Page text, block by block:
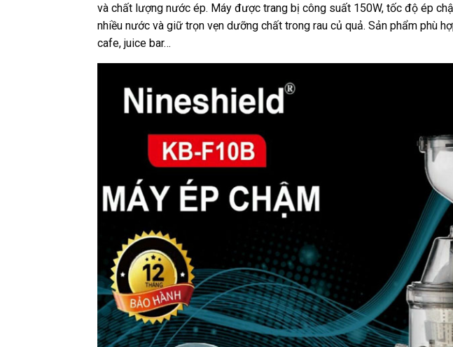
và chất lượng nước ép. Máy được trang bị công suất 150W, tốc độ ép
nhiều nước và giữ trọn vẹn dưỡng chất trong rau củ quả. Sản phẩm phù
cafe, juice bar…